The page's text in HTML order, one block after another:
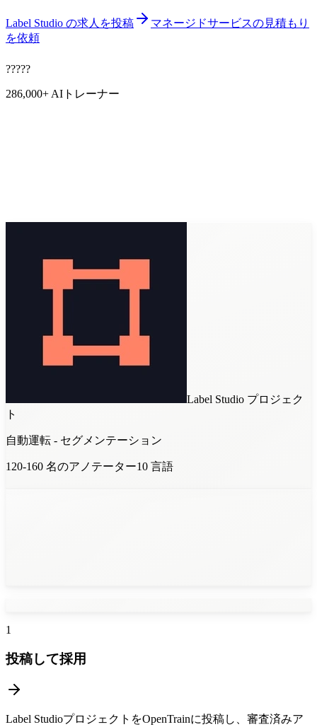
Label Studio の求人を投稿
マネージドサービスの見積もり
を依頼
?????
286,000+ AIトレーナー
Label Studio プロジェク
ト
自動運転 - セグメンテーション
120-160 名のアノテーター10 言語
1
投稿して採用
Label StudioプロジェクトをOpenTrainに投稿し、審査済みア